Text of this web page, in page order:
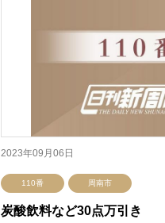
2023年09月06日
110番 周南市
炭酸飲料など30点万引き